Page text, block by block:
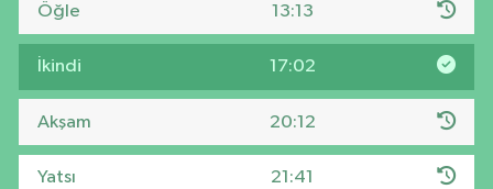
Öğle 13:13
İkindi 17:02
Akşam 20:12
Yatsı 21:41